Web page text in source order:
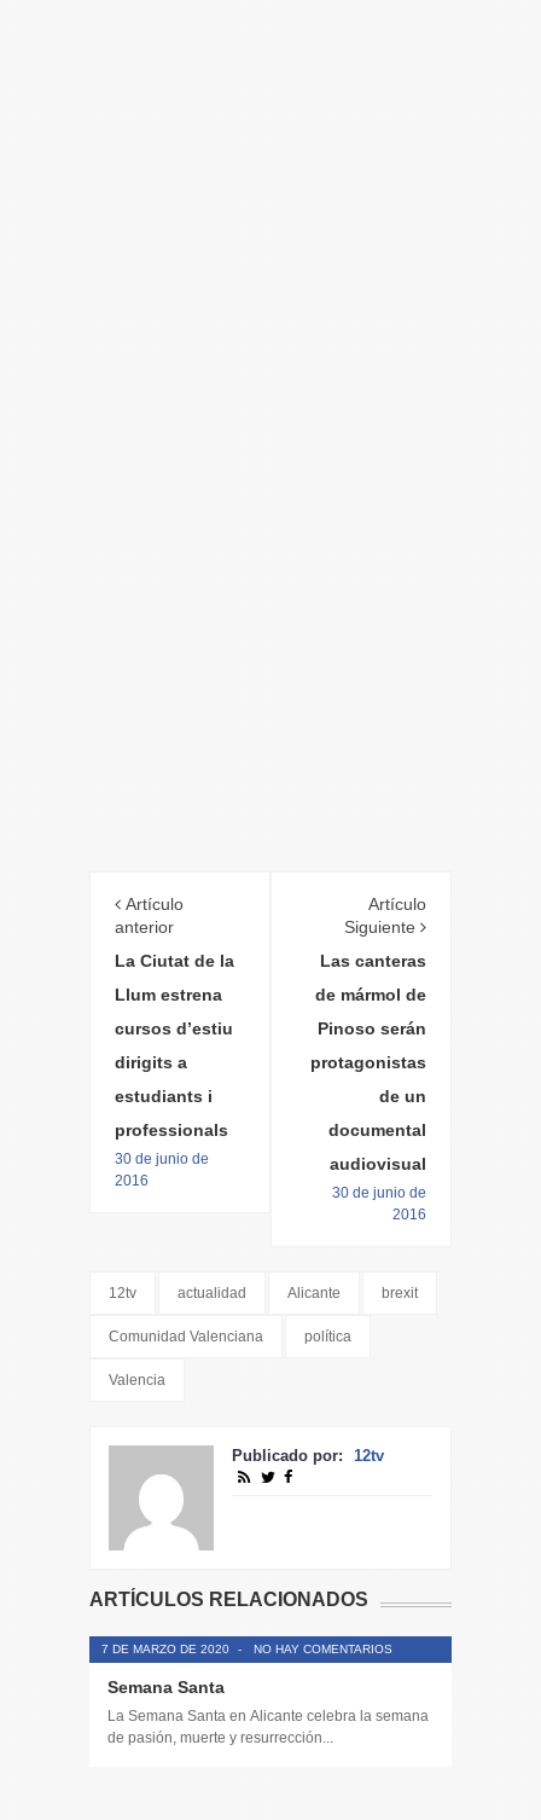
Artículo
anterior
La Ciutat de la
Llum estrena
cursos d’estiu
dirigits a
estudiants i
professionals
30 de junio de
2016
Artículo
Siguiente
Las canteras
de mármol de
Pinoso serán
protagonistas
de un
documental
audiovisual
30 de junio de
2016
12tv actualidad Alicante brexit
Comunidad Valenciana política
Valencia
Publicado por: 12tv
ARTÍCULOS RELACIONADOS
7 DE MARZO DE 2020 - NO HAY COMENTARIOS
Semana Santa
La Semana Santa en Alicante celebra la semana
de pasión, muerte y resurrección...